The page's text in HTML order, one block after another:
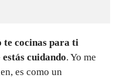
te cocinas para ti
cuidando. Yo me
es como un